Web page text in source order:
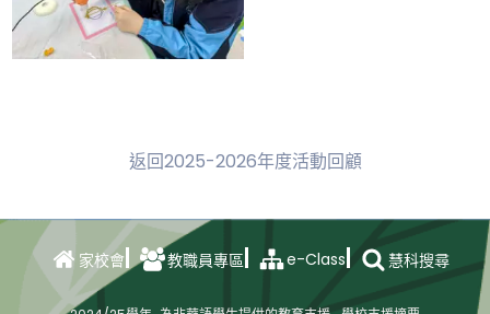
返回2025-2026年度活動回顧
家校會 教職員專區 e-Class 慧科搜尋